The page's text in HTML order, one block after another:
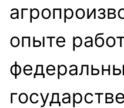
опыте